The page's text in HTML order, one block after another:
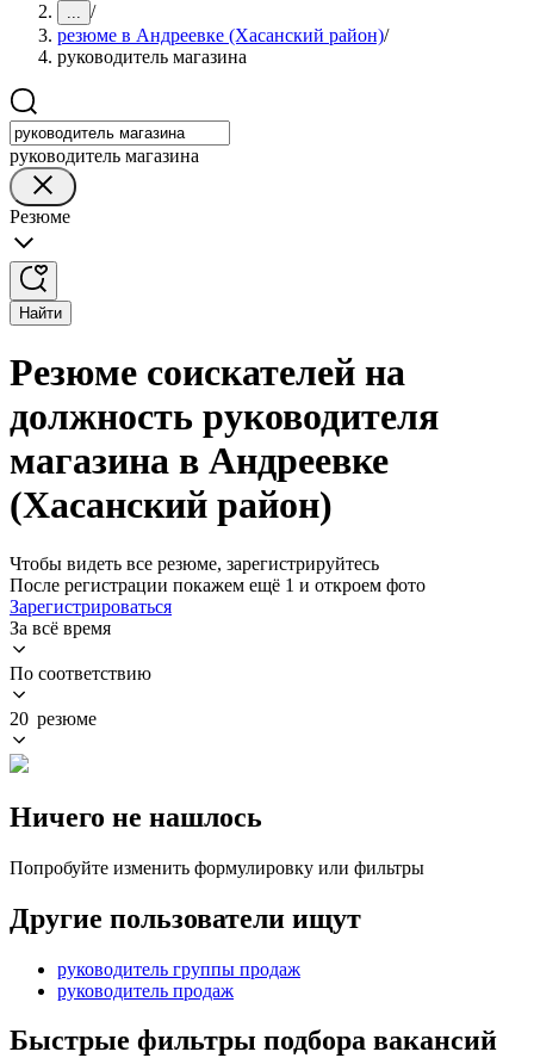
... /
резюме в Андреевке (Хасанский район)/
руководитель магазина
руководитель магазина
Резюме
Найти
Резюме соискателей на
должность руководителя
магазина в Андреевке
(Хасанский район)
Чтобы видеть все резюме, зарегистрируйтесь
После регистрации покажем ещё 1 и откроем фото
Зарегистрироваться
За всё время
По соответствию
20 резюме
Ничего не нашлось
Попробуйте изменить формулировку или фильтры
Другие пользователи ищут
руководитель группы продаж
руководитель продаж
Быстрые фильтры подбора вакансий